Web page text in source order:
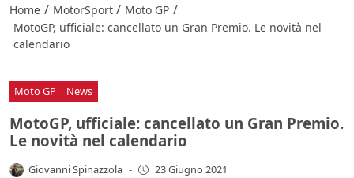
Home / MotorSport / Moto GP /
MotoGP, ufficiale: cancellato un Gran Premio. Le novità nel
calendario
Moto GP News
MotoGP, ufficiale: cancellato un Gran Premio.
Le novità nel calendario
Giovanni Spinazzola - 23 Giugno 2021